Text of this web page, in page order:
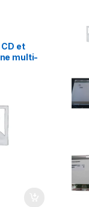
et
multi-